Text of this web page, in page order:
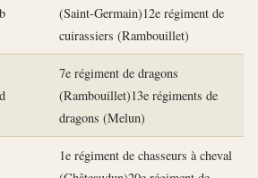
(Saint-Germain)12e régiment de
cuirassiers (Rambouillet)
7e régiment de dragons
(Rambouillet)13e régiments de
dragons (Melun)
1e régiment de chasseurs à cheval